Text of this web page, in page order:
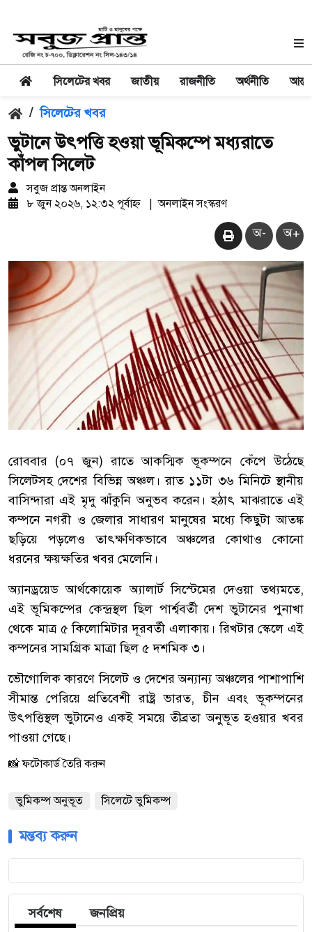
সিলেটের খবর জাতীয় রাজনীতি অর্থনীতি
/ সিলেটের খবর
ভুটানে উৎপত্তি হওয়া ভূমিকম্পে মধ্যরাতে
কাঁপল সিলেট
সবুজ প্রান্ত অনলাইন
৮ জুন ২০২৬, ১২:৩২ পূর্বাহ্ন
অনলাইন সংস্করণ
অ- অ+
রোববার (০৭ জুন) রাতে আকস্মিক ভূকম্পনে কেঁপে উঠেছে
সিলেটসহ দেশের বিভিন্ন অঞ্চল। রাত ১১টা ৩৬ মিনিটে স্থানীয়
বাসিন্দারা এই মৃদু ঝাঁকুনি অনুভব করেন। হঠাৎ মাঝরাতে এই
কম্পনে নগরী ও জেলার সাধারণ মানুষের মধ্যে কিছুটা আতঙ্ক
ছড়িয়ে পড়লেও তাৎক্ষণিকভাবে অঞ্চলের কোথাও কোনো
ধরনের ক্ষয়ক্ষতির খবর মেলেনি।
​অ্যানড্রয়েড আর্থকোয়েক অ্যালার্ট সিস্টেমের দেওয়া তথ্যমতে,
এই ভূমিকম্পের কেন্দ্রস্থল ছিল পার্শ্ববর্তী দেশ ভুটানের পুনাখা
থেকে মাত্র ৫ কিলোমিটার দূরবর্তী এলাকায়। রিখটার স্কেলে এই
কম্পনের সামগ্রিক মাত্রা ছিল ৫ দশমিক ৩।
​ভৌগোলিক কারণে সিলেট ও দেশের অন্যান্য অঞ্চলের পাশাপাশি
সীমান্ত পেরিয়ে প্রতিবেশী রাষ্ট্র ভারত, চীন এবং ভূকম্পনের
উৎপত্তিস্থল ভুটানেও একই সময়ে তীব্রতা অনুভূত হওয়ার খবর
পাওয়া গেছে।
📸 ফটোকার্ড তৈরি করুন
ভুমিকম্প অনুভূত সিলেটে ভুমিকম্প
মন্তব্য করুন
সর্বশেষ জনপ্রিয়